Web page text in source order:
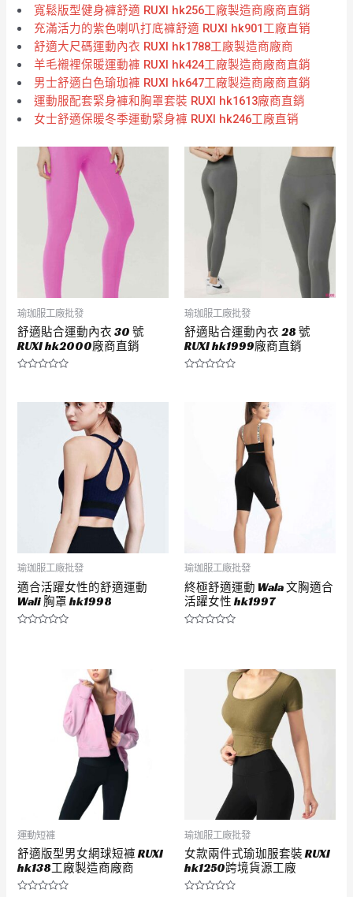
寬鬆版型健身褲舒適 RUXI hk256工廠製造商廠商直銷
充滿活力的紫色喇叭打底褲舒適 RUXI hk901工廠直销
舒適大尺碼運動內衣 RUXI hk1788工廠製造商廠商
羊毛襯裡保暖運動褲 RUXI hk424工廠製造商廠商直銷
男士舒適白色瑜珈褲 RUXI hk647工廠製造商廠商直銷
運動服配套緊身褲和胸罩套裝 RUXI hk1613廠商直銷
女士舒適保暖冬季運動緊身褲 RUXI hk246工廠直销
瑜珈服工廠批發
舒適貼合運動內衣 30 號
RUXI hk2000廠商直銷
瑜珈服工廠批發
舒適貼合運動內衣 28 號
RUXI hk1999廠商直銷
瑜珈服工廠批發
適合活躍女性的舒適運動
Wali 胸罩 hk1998
瑜珈服工廠批發
終極舒適運動 Wala 文胸適合
活躍女性 hk1997
運動短褲
舒適版型男女網球短褲 RUXI
hk138工廠製造商廠商
瑜珈服工廠批發
女款兩件式瑜珈服套裝 RUXI
hk1250跨境貨源工廠